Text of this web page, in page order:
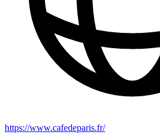
https://www.cafedeparis.fr/